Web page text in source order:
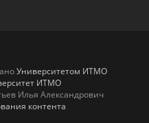
Университетом ИТМО
ИТМО
Илья Александрович
контента